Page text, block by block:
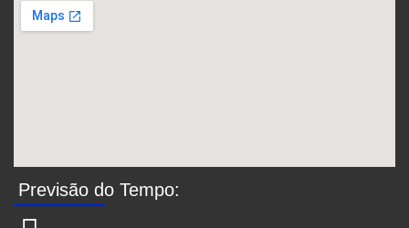
Previsão do Tempo: